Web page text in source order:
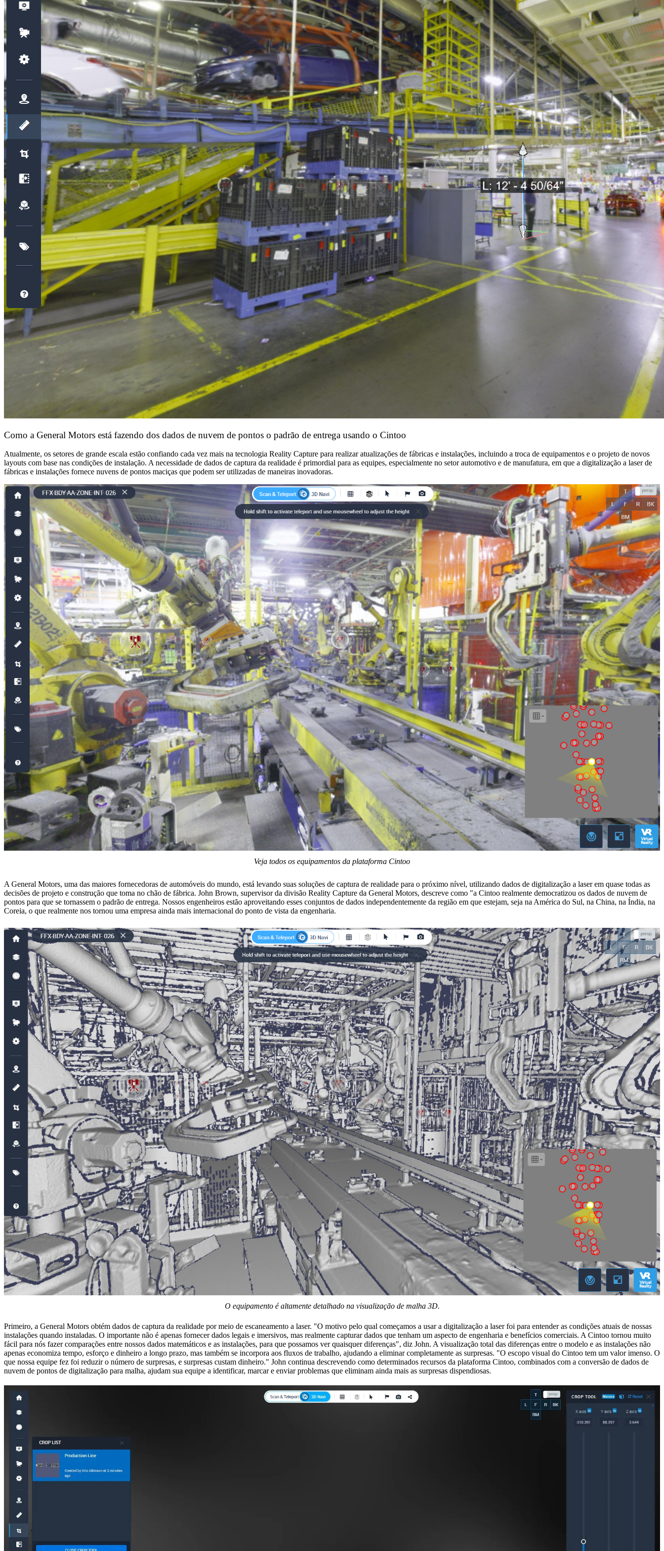
Como a General Motors está fazendo dos dados de nuvem de pontos o padrão de entrega usando o Cintoo
Atualmente, os setores de grande escala estão confiando cada vez mais na tecnologia Reality Capture para realizar atualizações de fábricas e instalações, incluindo a troca de equipamentos e o projeto de novos
layouts com base nas condições de instalação. A necessidade de dados de captura da realidade é primordial para as equipes, especialmente no setor automotivo e de manufatura, em que a digitalização a laser de
fábricas e instalações fornece nuvens de pontos maciças que podem ser utilizadas de maneiras inovadoras.
Veja todos os equipamentos da plataforma Cintoo
A General Motors, uma das maiores fornecedoras de automóveis do mundo, está levando suas soluções de captura de realidade para o próximo nível, utilizando dados de digitalização a laser em quase todas as
decisões de projeto e construção que toma no chão de fábrica. John Brown, supervisor da divisão Reality Capture da General Motors, descreve como "a Cintoo realmente democratizou os dados de nuvem de
pontos para que se tornassem o padrão de entrega. Nossos engenheiros estão aproveitando esses conjuntos de dados independentemente da região em que estejam, seja na América do Sul, na China, na Índia, na
Coreia, o que realmente nos tornou uma empresa ainda mais internacional do ponto de vista da engenharia.
O equipamento é altamente detalhado na visualização de malha 3D.
Primeiro, a General Motors obtém dados de captura da realidade por meio de escaneamento a laser. "O motivo pelo qual começamos a usar a digitalização a laser foi para entender as condições atuais de nossas
instalações quando instaladas. O importante não é apenas fornecer dados legais e imersivos, mas realmente capturar dados que tenham um aspecto de engenharia e benefícios comerciais. A Cintoo tornou muito
fácil para nós fazer comparações entre nossos dados matemáticos e as instalações, para que possamos ver quaisquer diferenças", diz John. A visualização total das diferenças entre o modelo e as instalações não
apenas economiza tempo, esforço e dinheiro a longo prazo, mas também se incorpora aos fluxos de trabalho, ajudando a eliminar completamente as surpresas. "O escopo visual do Cintoo tem um valor imenso. O
que nossa equipe fez foi reduzir o número de surpresas, e surpresas custam dinheiro." John continua descrevendo como determinados recursos da plataforma Cintoo, combinados com a conversão de dados de
nuvem de pontos de digitalização para malha, ajudam sua equipe a identificar, marcar e enviar problemas que eliminam ainda mais as surpresas dispendiosas.